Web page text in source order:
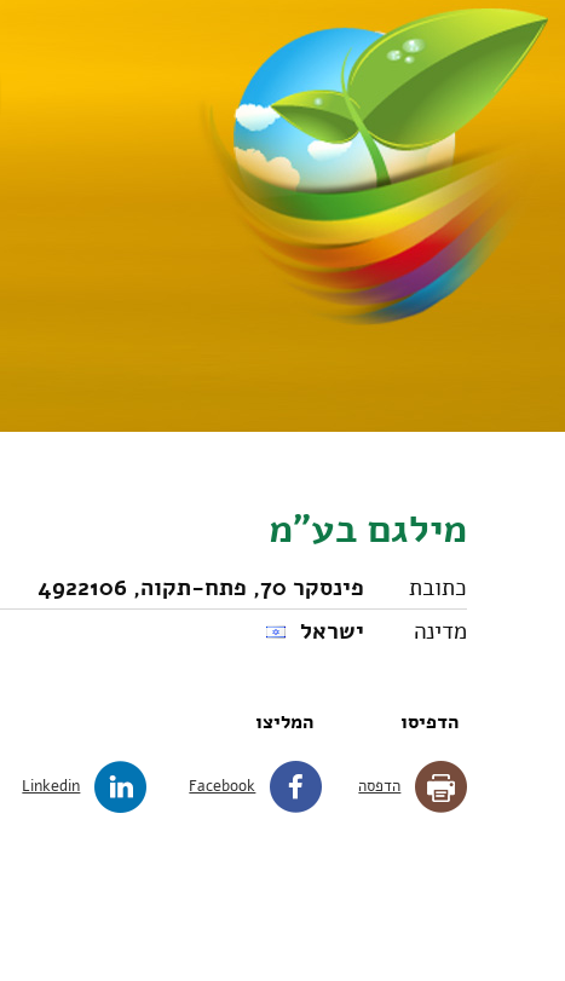
מילגם בע"מ
כתובת
פינסקר 70, פתח-תקוה, 4922106
מדינה
ישראל
הדפיסו
הדפסה
המליצו
Facebook
Linkedin